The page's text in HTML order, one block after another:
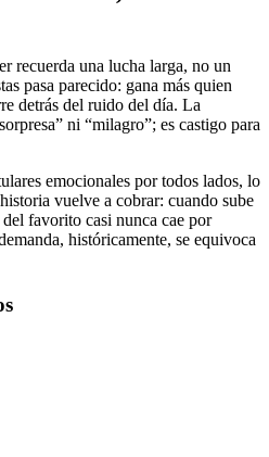
recuerda una lucha larga, no un
pasa parecido: gana más quien
detrás del ruido del día. La
ni “milagro”; es castigo para
emocionales por todos lados, lo
vuelve a cobrar: cuando sube
favorito casi nunca cae por
históricamente, se equivoca